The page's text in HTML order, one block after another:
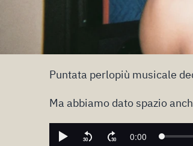
Puntata perlopiù musicale
Ma abbiamo dato spazio